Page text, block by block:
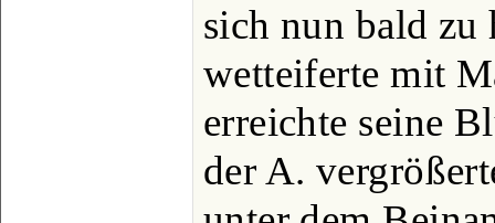
sich nun bald zu
wetteiferte mit
erreichte seine
der A.